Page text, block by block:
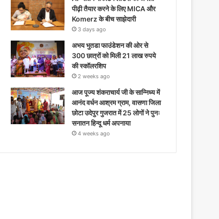
पीढ़ी तैयार करने के लिए MICA और
Komerz के बीच साझेदारी
3 days ago
अभय भुतडा फाउंडेशन की ओर से
300 छात्रों को मिली 21 लाख रुपये
की स्कॉलरशिप
2 weeks ago
आज पूज्य शंकराचार्य जी के सान्निध्य में
आनंद वर्धन आश्रम ग्राम, वासणा जिला
छोटा उदेपुर गुजरात में 25 लोगों ने पुनः
सनातन हिन्दू धर्म अपनाया
4 weeks ago